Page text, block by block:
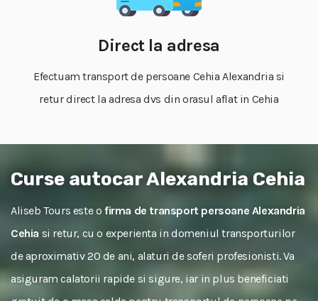
Direct la adresa
Efectuam transport de persoane Cehia Alexandria si
retur direct la adresa dvs din orasul aflat in Cehia
Curse autocar Alexandria Cehia
Aliseb Tours este o firma de transport persoane Alexandria
Cehia si retur, cu o experienta in domeniul transporturilor
de aproximativ 20 de ani, alaturi de soferi profesionisti. Va
asiguram calatorii rapide si sigure, iar in plus beneficiati